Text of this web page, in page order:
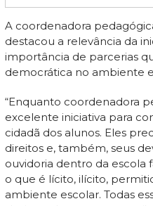
A coordenadora
destacou a relevância da
importância de parcerias
democrática no ambiente
“Enquanto coordenadora
excelente iniciativa para
cidadã dos alunos. Eles
direitos e, também, seus
ouvidoria dentro da escola
o que é lícito, ilícito,
ambiente escolar. Todas